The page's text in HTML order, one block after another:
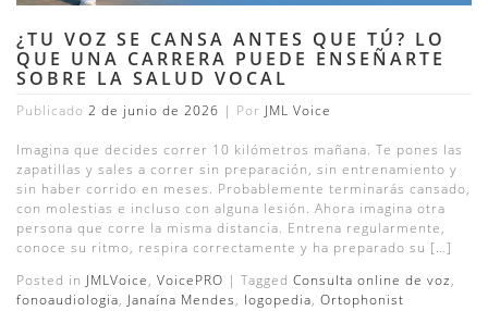
¿TU VOZ SE CANSA ANTES QUE TÚ? LO
QUE UNA CARRERA PUEDE ENSEÑARTE
SOBRE LA SALUD VOCAL
Publicado 2 de junio de 2026 | Por JML Voice
Imagina que decides correr 10 kilómetros mañana. Te pones las
zapatillas y sales a correr sin preparación, sin entrenamiento y
sin haber corrido en meses. Probablemente terminarás cansado,
con molestias e incluso con alguna lesión. Ahora imagina otra
persona que corre la misma distancia. Entrena regularmente,
conoce su ritmo, respira correctamente y ha preparado su […]
Posted in JMLVoice, VoicePRO | Tagged Consulta online de voz,
fonoaudiologia, Janaína Mendes, logopedia, Ortophonist